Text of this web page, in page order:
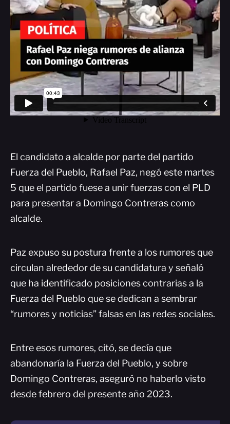
El candidato a alcalde por parte del partido
Fuerza del Pueblo, Rafael Paz, negó este martes
5 que el partido fuese a unir fuerzas con el PLD
para presentar a Domingo Contreras como
alcalde.
Paz expuso su postura frente a los rumores que
circulan alrededor de su candidatura y señaló
que ha identificado posiciones contrarias a la
Fuerza del Pueblo que se dedican a sembrar
“rumores y noticias” falsas en las redes sociales.
Entre esos rumores, citó, se decía que
abandonaría la Fuerza del Pueblo, y sobre
Domingo Contreras, aseguró no haberlo visto
desde febrero del presente año 2023.